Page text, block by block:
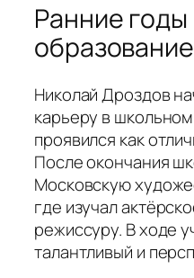
Ранние годы
образование
Николай Дроздов
карьеру в
проявился как
После окончания
Московскую
где изучал
режиссуру. В ходе
талантливый и